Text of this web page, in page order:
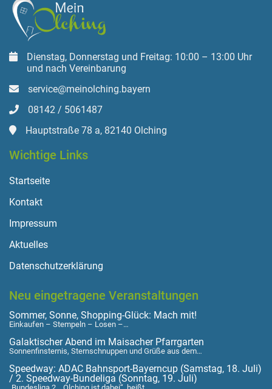
Dienstag, Donnerstag und Freitag: 10:00 – 13:00 Uhr
und nach Vereinbarung
service@meinolching.bayern
08142 / 5061487
Hauptstraße 78 a, 82140 Olching
Wichtige Links
Startseite
Kontakt
Impressum
Aktuelles
Datenschutzerklärung
Neu eingetragene Veranstaltungen
Sommer, Sonne, Shopping-Glück: Mach mit!
Einkaufen – Stempeln – Losen –…
Galaktischer Abend im Maisacher Pfarrgarten
Sonnenfinsternis, Sternschnuppen und Grüße aus dem…
Speedway: ADAC Bahnsport-Bayerncup (Samstag, 18. Juli)
/ 2. Speedway-Bundeliga (Sonntag, 19. Juli)